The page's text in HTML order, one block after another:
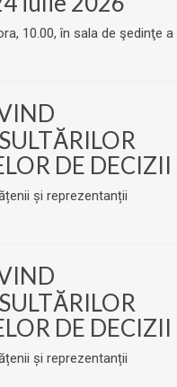
10.00, în sala de şedinţe a
DE DECIZII
și reprezentanții
DE DECIZII
și reprezentanții